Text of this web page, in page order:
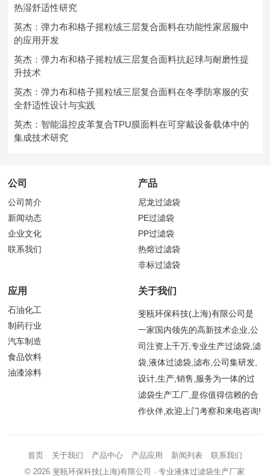
热湿舒适性研究
英杰：弹力布和格子摇粒绒三层复合面料在功能性家居服中
的应用开发
英杰：弹力布和格子摇粒绒三层复合面料抗起球与耐磨性提
升技术
英杰：弹力布和格子摇粒绒三层复合面料在冬季防寒服的安
全舒适性设计与实践
英杰：智能温控皮革复合TPU膜面料在可穿戴设备载体中的
集成技术研究
公司
公司简介
新闻动态
企业文化
联系我们
产品
尼龙过滤袋
PE过滤袋
PP过滤袋
热熔过滤袋
非标过滤袋
应用
石油化工
制药行业
汽车制造
食品饮料
油漆涂料
关于我们
斐瓯环保科技(上海)有限公司是
一家国内领先的高新技术企业,公
司注资上千万,专业生产过滤袋,滤
袋,液体过滤袋,滤布,公司集研发,
设计,生产,销售,服务为一体的过
滤袋生产工厂,是你值得信赖的合
作伙伴,欢迎上门考察和来电咨询!
首页 关于我们 产品中心 产品应用 新闻列表
联系我们
© 2026斐瓯环保科技(上海)有限公司 · 专业液体过滤袋生产厂家